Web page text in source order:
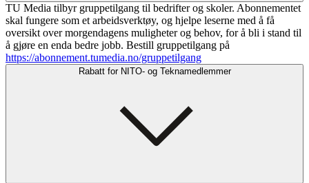
TU Media tilbyr gruppetilgang til bedrifter og skoler. Abonnementet
skal fungere som et arbeidsverktøy, og hjelpe leserne med å få
oversikt over morgendagens muligheter og behov, for å bli i stand til
å gjøre en enda bedre jobb. Bestill gruppetilgang på
https://abonnement.tumedia.no/gruppetilgang
Rabatt for NITO- og Teknamedlemmer